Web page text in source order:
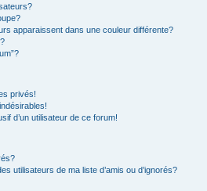
apparaissent dans une couleur différente?
privés!
d’un utilisateur de ce forum!
utilisateurs de ma liste d’amis ou d’ignorés?